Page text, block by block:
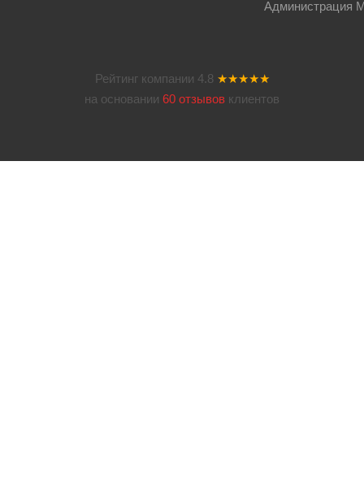
Администрация
Рейтинг компании 4.8 ★★★★★
на основании 60 отзывов клиентов